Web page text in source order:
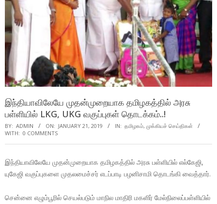
இந்தியாவிலேயே முதன்முறையாக தமிழகத்தில் அரசு
பள்ளியில் LKG, UKG வகுப்புகள் தொடக்கம்..!
BY: ADMIN ON: JANUARY 21, 2019 IN: தமிழகம், முக்கியச் செய்திகள்
WITH: 0 COMMENTS
இந்தியாவிலேயே முதன்முறையாக தமிழகத்தில் அரசு பள்ளியில் எல்கேஜி,
யுகேஜி வகுப்புகளை முதலமைச்சர் எடப்பாடி பழனிசாமி தொடங்கி வைத்தார்.
சென்னை எழும்பூரில் செயல்படும் மாநில மாதிரி மகளிர் மேல்நிலைப்பள்ளியில்